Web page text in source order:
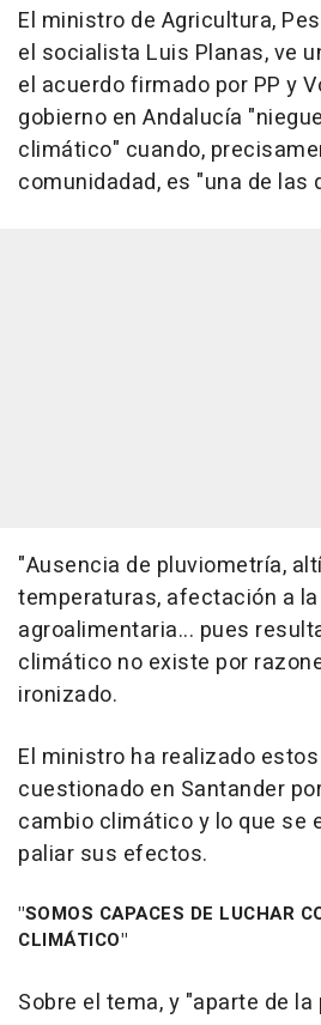
El ministro de Agricultura,
el socialista Luis Planas, ve
el acuerdo firmado por PP y
gobierno en Andalucía
climático" cuando,
comunidadad, es "una de las
"Ausencia de pluviometría,
temperaturas, afectación a
agroalimentaria... pues
climático no existe por
ironizado.
El ministro ha realizado
cuestionado en Santander
cambio climático y lo que se
paliar sus efectos.
"SOMOS CAPACES DE LUCHAR
CLIMÁTICO"
Sobre el tema, y "aparte de